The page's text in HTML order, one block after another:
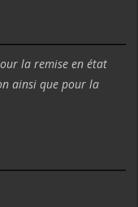
la remise en état
ainsi que pour la